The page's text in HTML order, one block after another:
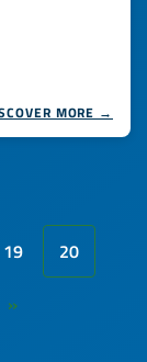
MORE →
19
20
»